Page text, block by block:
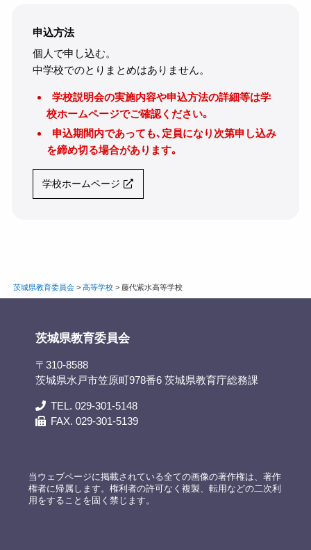
申込方法
個人で申し込む。
中学校でのとりまとめはありません。
学校説明会の実施内容や申込方法の詳細等は学
校ホームページでご確認ください｡
申込期間内であっても､定員になり次第申し込み
を締め切る場合があります｡
学校ホームページ
茨城県教育委員会> 高等学校> 藤代紫水高等学校
茨城県教育委員会
〒310-8588
茨城県水戸市笠原町978番6 茨城県教育庁総務課
TEL. 029-301-5148
FAX. 029-301-5139
当ウェブページに掲載されている全ての画像の著作権は、著作
権者に帰属します。権利者の許可なく複製、転用などの二次利
用をすることを固く禁じます。